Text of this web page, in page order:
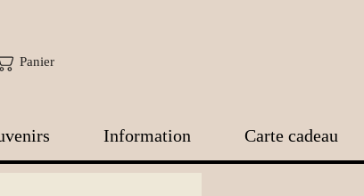
Panier
Information Carte cadeau